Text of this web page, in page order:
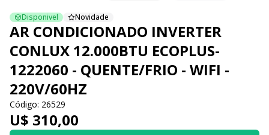
Disponivel Novidade
AR CONDICIONADO INVERTER
CONLUX 12.000BTU ECOPLUS-
1222060 - QUENTE/FRIO - WIFI -
220V/60HZ
Código: 26529
U$ 310,00